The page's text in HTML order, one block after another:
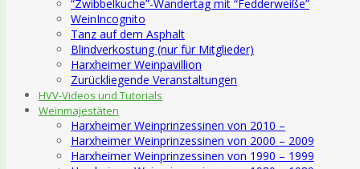
“Zwibbelkuche”-Wandertag mit “Fedderweiße”
WeinIncognito
Tanz auf dem Asphalt
Blindverkostung (nur für Mitglieder)
Harxheimer Weinpavillion
Zurückliegende Veranstaltungen
HVV-Videos und Tutorials
Weinmajestäten
Harxheimer Weinprinzessinen von 2010 –
Harxheimer Weinprinzessinen von 2000 – 2009
Harxheimer Weinprinzessinen von 1990 – 1999